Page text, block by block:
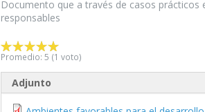
Documento que a través de casos
responsables
Promedio: 5 (1 voto)
Adjunto